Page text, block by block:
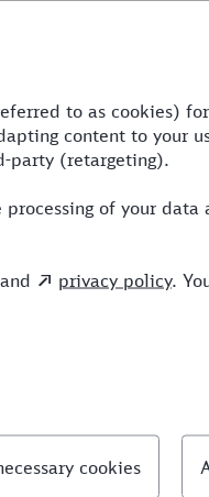
RE,VIA
RE,ICE,NX